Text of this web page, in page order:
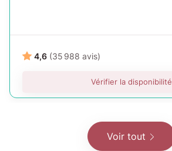
4,6 (35 988 avis)
Vérifier la disponibilité
Voir tout